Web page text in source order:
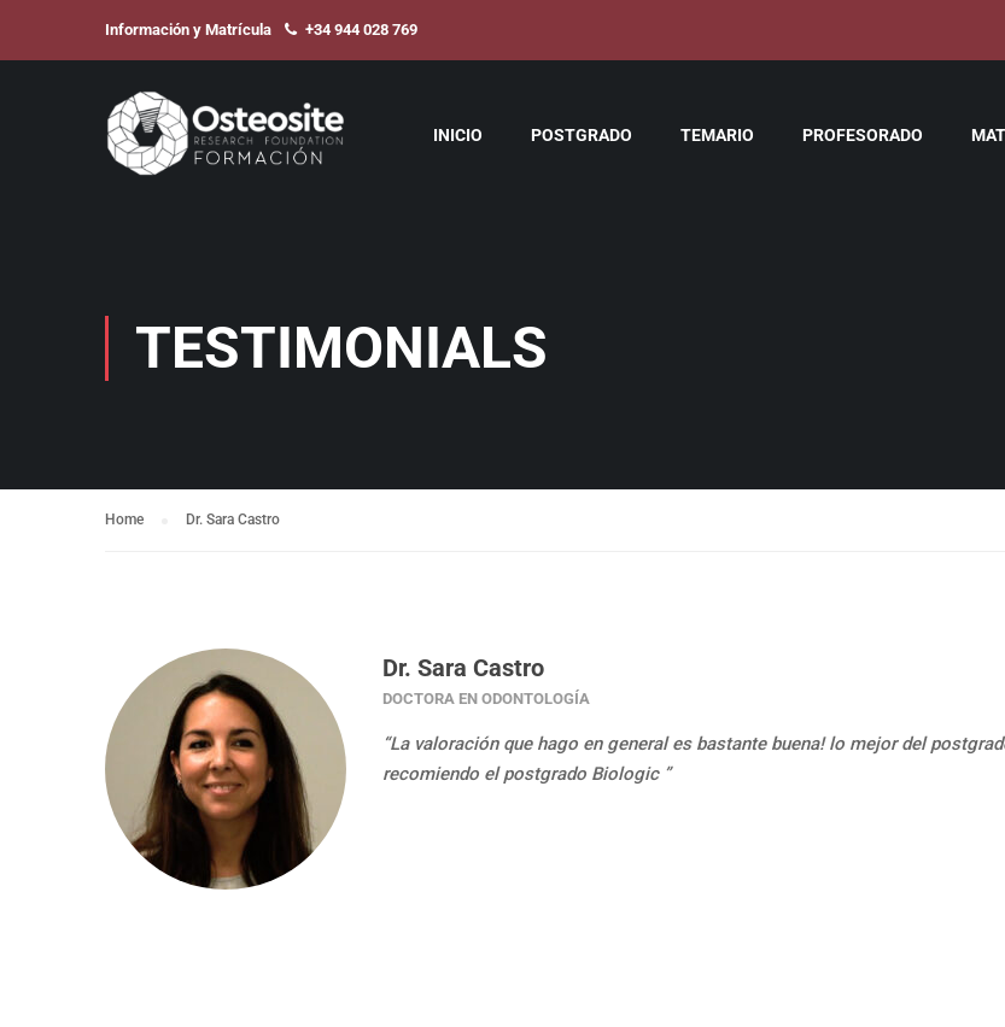
Información y Matrícula +34 944 028 769
INICIO POSTGRADO TEMARIO PROFESORADO
TESTIMONIALS
Home Dr. Sara Castro
Dr. Sara Castro
DOCTORA EN ODONTOLOGÍA
“La valoración que hago en general es bastante buena! lo mejor del
recomiendo el postgrado Biologic ”